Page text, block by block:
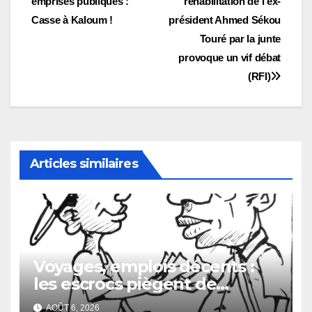
de
président Ahmed Sékou
Touré par la junte
provoque un vif débat
(RFI)
Casse à Kaloum !
Articles similaires
Voyages, emplois décents :
les escrocs piègent de
nombreux jeunes
AOÛT 6, 2026